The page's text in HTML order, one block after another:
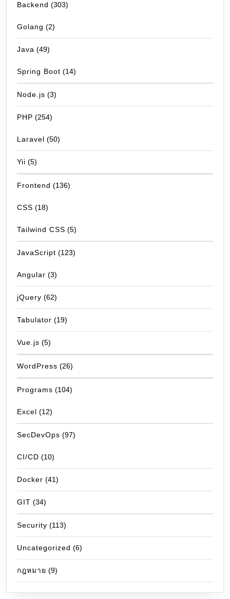
Backend (303)
Golang (2)
Java (49)
Spring Boot (14)
Node.js (3)
PHP (254)
Laravel (50)
Yii (5)
Frontend (136)
CSS (18)
Tailwind CSS (5)
JavaScript (123)
Angular (3)
jQuery (62)
Tabulator (19)
Vue.js (5)
WordPress (26)
Programs (104)
Excel (12)
SecDevOps (97)
CI/CD (10)
Docker (41)
GIT (34)
Security (113)
Uncategorized (6)
กฎหมาย (9)